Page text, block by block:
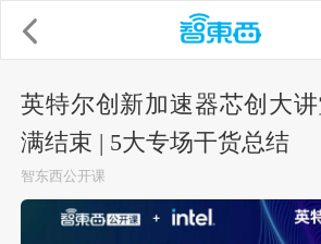
英特尔创新加速器芯创大
满结束 | 5大专场干货总结
智东西公开课